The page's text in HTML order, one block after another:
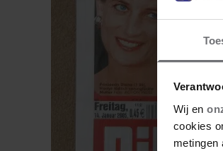
Wij en
cookies
metingen